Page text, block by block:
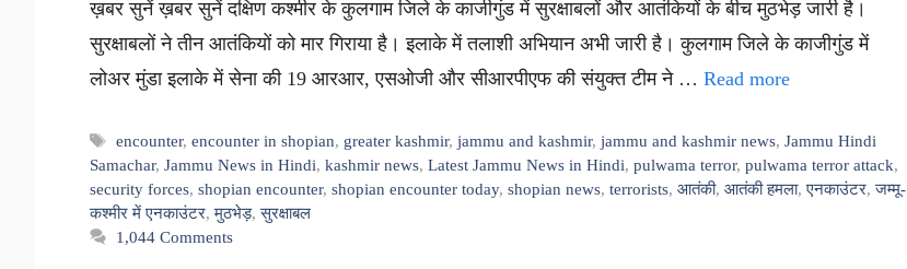
ख़बर सुनें ख़बर सुनें दक्षिण कश्मीर के कुलगाम जिले के काजीगुंड में सुरक्षाबलों और आतंकियों के बीच मुठभेड़ जारी है।
सुरक्षाबलों ने तीन आतंकियों को मार गिराया है। इलाके में तलाशी अभियान अभी जारी है। कुलगाम जिले के काजीगुंड में
लोअर मुंडा इलाके में सेना की 19 आरआर, एसओजी और सीआरपीएफ की संयुक्त टीम ने … Read more
Tags
encounter,encounter in shopian, greater kashmir,jammu and kashmir,jammu and kashmir news,Jammu Hindi
Samachar, Jammu News in Hindi, kashmir news, Latest Jammu News in Hindi, pulwama terror, pulwama terror attack,
security forces, shopian encounter, shopian encounter today, shopian news, terrorists, आतंकी, आतंकी हमला,एनकाउंटर,जम्मू-
कश्मीर में एनकाउंटर,मुठभेड़,सुरक्षाबल
1,044 Comments